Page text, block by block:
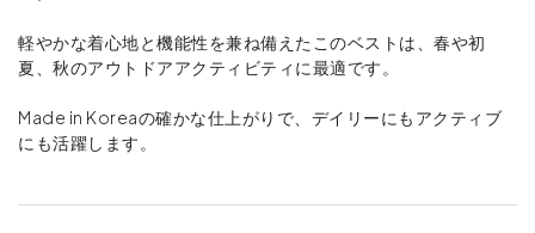
軽やかな着心地と機能性を兼ね備えたこのベストは、春や初
夏、秋のアウトドアアクティビティに最適です。
Made in Koreaの確かな仕上がりで、デイリーにもアクティブ
にも活躍します。